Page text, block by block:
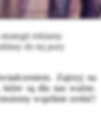
reklamy
do tej pory
Zajrzyj na
są dla nas ważne.
wspólnie zrobić!